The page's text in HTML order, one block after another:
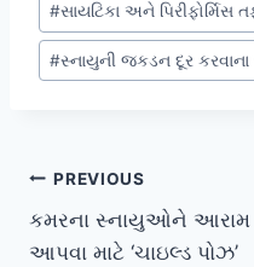
#સાયટિકા અને પિરીફોર્મિસ
#સ્નાયુની જકડન દૂર કરવાના
Post
navigation
PREVIOUS
કમરના સ્નાયુઓને આરામ
આપવા માટે ‘ચાઇલ્ડ પોઝ’